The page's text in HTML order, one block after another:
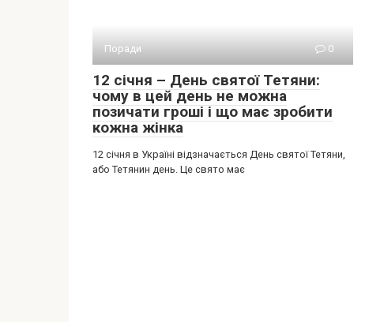
Поради 0
12 січня – День святої Тетяни:
чому в цей день не можна
позичати гроші і що має зробити
кожна жінка
12 січня в Україні відзначається День святої Тетяни,
або Тетянин день. Це свято має